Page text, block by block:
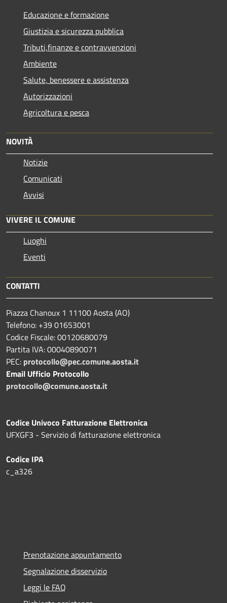
Educazione e formazione
Giustizia e sicurezza pubblica
Tributi,finanze e contravvenzioni
Ambiente
Salute, benessere e assistenza
Autorizzazioni
Agricoltura e pesca
NOVITÀ
Notizie
Comunicati
Avvisi
VIVERE IL COMUNE
Luoghi
Eventi
CONTATTI
Piazza Chanoux 1 11100 Aosta (AO)
Telefono: +39 01653001
Codice Fiscale: 00120680079
Partita IVA: 00040890071
PEC: protocollo@pec.comune.aosta.it
Email Ufficio Protocollo
protocollo@comune.aosta.it
Codice Univoco Fatturazione Elettronica
UFXGF3 - Servizio di fatturazione elettronica
Codice IPA
c_a326
Prenotazione appuntamento
Segnalazione disservizio
Leggi le FAQ